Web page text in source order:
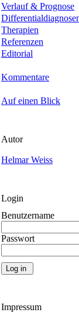
Verlauf & Prognose
Therapien
Referenzen
Editorial
Kommentare
Auf einen Blick
Autor
Helmar Weiss
Login
Benutzername
Passwort
Impressum